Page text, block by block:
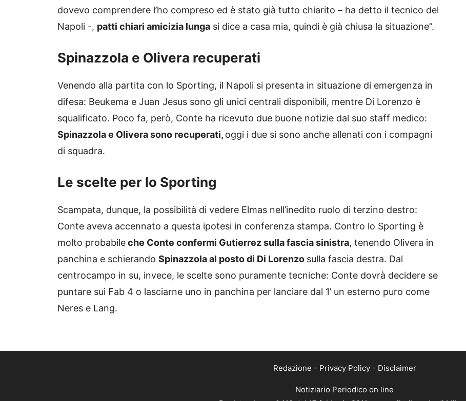
dovevo comprendere l’ho compreso ed è stato già tutto chiarito – ha detto il tecnico del
Napoli -, patti chiari amicizia lunga si dice a casa mia, quindi è già chiusa la situazione”.
Spinazzola e Olivera recuperati
Venendo alla partita con lo Sporting, il Napoli si presenta in situazione di emergenza in
difesa: Beukema e Juan Jesus sono gli unici centrali disponibili, mentre Di Lorenzo è
squalificato. Poco fa, però, Conte ha ricevuto due buone notizie dal suo staff medico:
Spinazzola e Olivera sono recuperati, oggi i due si sono anche allenati con i compagni
di squadra.
Le scelte per lo Sporting
Scampata, dunque, la possibilità di vedere Elmas nell’inedito ruolo di terzino destro:
Conte aveva accennato a questa ipotesi in conferenza stampa. Contro lo Sporting è
molto probabileche Conte confermi Gutierrez sulla fascia sinistra, tenendo Olivera in
panchina e schierando Spinazzola al posto di Di Lorenzo sulla fascia destra. Dal
centrocampo in su, invece, le scelte sono puramente tecniche: Conte dovrà decidere se
puntare sui Fab 4 o lasciarne uno in panchina per lanciare dal 1’ un esterno puro come
Neres e Lang.
Redazione - Privacy Policy- Disclaimer
Notiziario Periodico on line